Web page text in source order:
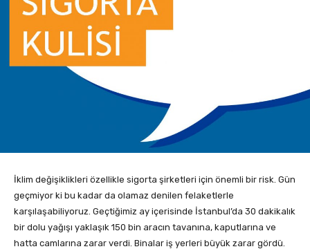
İklim değişiklikleri özellikle sigorta şirketleri için önemli bir risk. Gün
geçmiyor ki bu kadar da olamaz denilen felaketlerle
karşılaşabiliyoruz. Geçtiğimiz ay içerisinde İstanbul’da 30 dakikalık
bir dolu yağışı yaklaşık 150 bin aracın tavanına, kaputlarına ve
hatta camlarına zarar verdi. Binalar iş yerleri büyük zarar gördü.